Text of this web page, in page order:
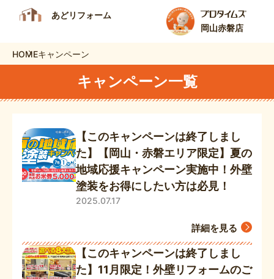
あどリフォーム
岡山赤磐店
HOMEキャンペーン
キャンペーン一覧
【このキャンペーンは終了しまし
た】【岡山・赤磐エリア限定】夏の
地域応援キャンペーン実施中！外壁
塗装をお得にしたい方は必見！
2025.07.17
詳細を見る
【このキャンペーンは終了しまし
た】11月限定！外壁リフォームのご